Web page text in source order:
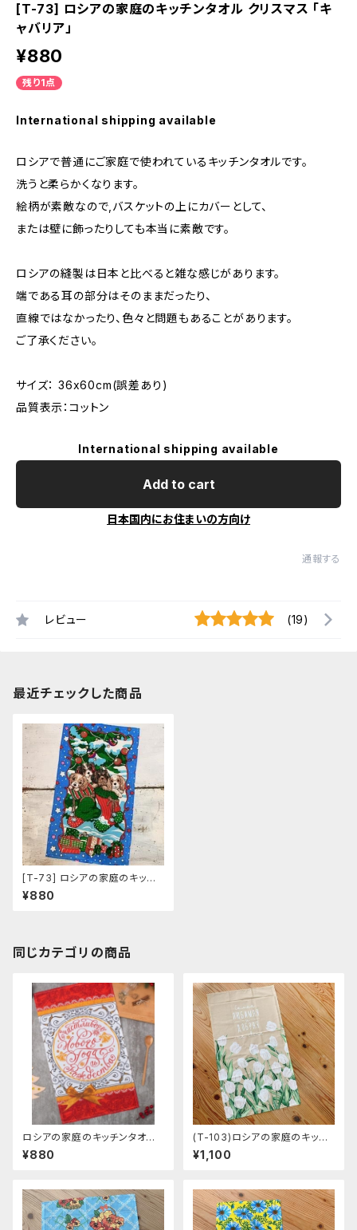
[T-73] ロシアの家庭のキッチンタオル クリスマス 「キ
ャバリア」
¥880
残り1点
International shipping available
ロシアで普通にご家庭で使われているキッチンタオルです。
洗うと柔らかくなります。
絵柄が素敵なので,バスケットの上にカバーとして、
または壁に飾ったりしても本当に素敵です。
ロシアの縫製は日本と比べると雑な感じがあります。
端である耳の部分はそのままだったり、
直線ではなかったり、色々と問題もあることがあります。
ご了承ください。
サイズ： 36x60cm(誤差あり)
品質表示：コットン
International shipping available
Add to cart
日本国内にお住まいの方向け
通報する
レビュー (19)
最近チェックした商品
[T-73] ロシアの家庭のキッチ
ンタオル クリスマス 「キャバリ
ア」
¥880
同じカテゴリの商品
ロシアの家庭のキッチンタオル
クリスマス 「Fabulous Yea
r」 35cm×60cm
¥880
(T-103)ロシアの家庭のキッチ
ンタオル 「白いチューリップ」 40
cm×73cm
¥1,100